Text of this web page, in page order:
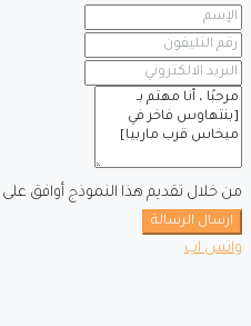
من خلال تقديم هذا النموذج أوافق على
ارسال الرسالة
واتس اب